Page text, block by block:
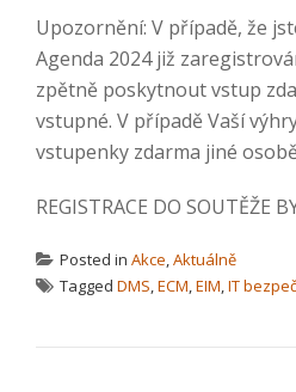
Upozornění: V případě, že
Agenda 2024 již
zpětně poskytnout vstup
vstupné. V případě Vaší
vstupenky zdarma jiné
REGISTRACE DO SOUTĚŽE
Posted in Akce,Aktuálně
Tagged DMS,ECM,EIM,IT